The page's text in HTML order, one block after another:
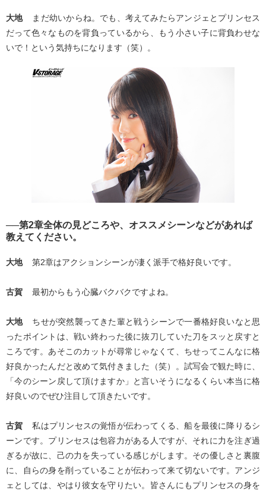
大地
まだ幼いからね。でも、考えてみたらアンジェとプリンセス
だって色々なものを背負っているから、もう小さい子に背負わせな
いで！という気持ちになります（笑）。
──第2章全体の見どころや、オススメシーンなどがあれば
教えてください。
大地 第2章はアクションシーンが凄く派手で格好良いです。
古賀 最初からもう心臓バクバクですよね。
大地
ちせが突然襲ってきた輩と戦うシーンで一番格好良いなと思
ったポイントは、戦い終わった後に抜刀していた刀をスッと戻すと
ころです。あそこのカットが尋常じゃなくて、ちせってこんなに格
好良かったんだと改めて気付きました（笑）。試写会で観た時に、
「今のシーン戻して頂けますか」と言いそうになるくらい本当に格
好良いのでぜひ注目して頂きたいです。
古賀
私はプリンセスの覚悟が伝わってくる、船を最後に降りるシ
ーンです。プリンセスは包容力がある人ですが、それに力を注ぎ過
ぎるが故に、己の力を失っている感じがします。その優しさと裏腹
に、自らの身を削っていることが伝わって来て切ないです。アンジ
ェとしては、やはり彼女を守りたい。皆さんにもプリンセスの身を